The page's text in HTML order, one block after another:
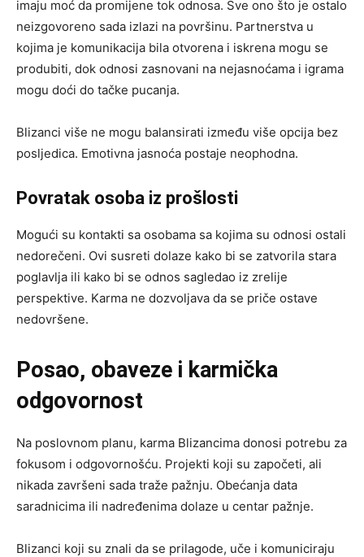
imaju moć da promijene tok odnosa. Sve ono što je ostalo
neizgovoreno sada izlazi na površinu. Partnerstva u
kojima je komunikacija bila otvorena i iskrena mogu se
produbiti, dok odnosi zasnovani na nejasnoćama i igrama
mogu doći do tačke pucanja.
Blizanci više ne mogu balansirati između više opcija bez
posljedica. Emotivna jasnoća postaje neophodna.
Povratak osoba iz prošlosti
Mogući su kontakti sa osobama sa kojima su odnosi ostali
nedorečeni. Ovi susreti dolaze kako bi se zatvorila stara
poglavlja ili kako bi se odnos sagledao iz zrelije
perspektive. Karma ne dozvoljava da se priče ostave
nedovršene.
Posao, obaveze i karmička
odgovornost
Na poslovnom planu, karma Blizancima donosi potrebu za
fokusom i odgovornošću. Projekti koji su započeti, ali
nikada završeni sada traže pažnju. Obećanja data
saradnicima ili nadređenima dolaze u centar pažnje.
Blizanci koji su znali da se prilagode, uče i komuniciraju